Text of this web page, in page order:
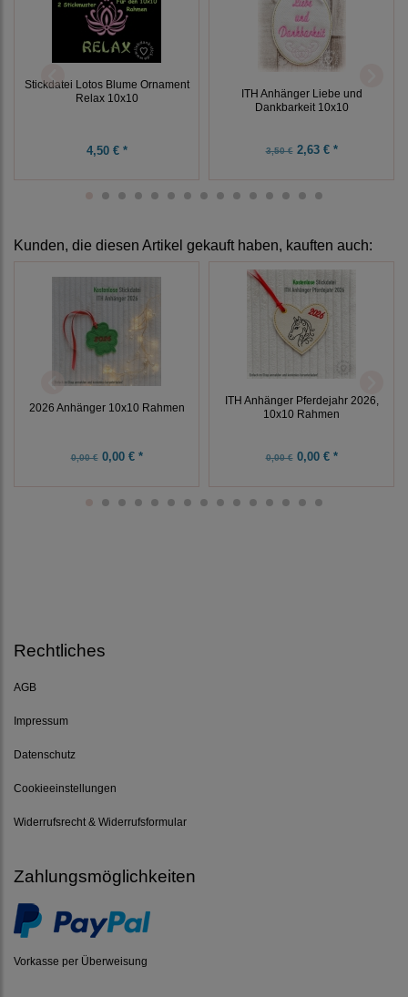
Stickdatei Lotos Blume Ornament
Relax 10x10
4,50 € *
ITH Anhänger Liebe und
Dankbarkeit 10x10
3,50 €2,63 € *
Kunden, die diesen Artikel gekauft haben, kauften auch:
2026 Anhänger 10x10 Rahmen
0,00 €0,00 € *
ITH Anhänger Pferdejahr 2026,
10x10 Rahmen
0,00 €0,00 € *
Rechtliches
AGB
Impressum
Datenschutz
Cookieeinstellungen
Widerrufsrecht & Widerrufsformular
Zahlungsmöglichkeiten
Vorkasse per Überweisung